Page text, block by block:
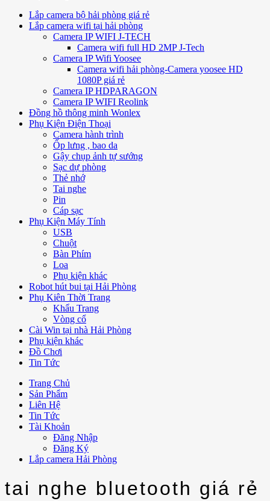
Lắp camera bộ hải phòng giá rẻ
Lắp camera wifi tại hải phòng
Camera IP WIFI J-TECH
Camera wifi full HD 2MP J-Tech
Camera IP Wifi Yoosee
Camera wifi hải phòng-Camera yoosee HD
1080P giá rẻ
Camera IP HDPARAGON
Camera IP WIFI Reolink
Đồng hồ thông minh Wonlex
Phụ Kiện Điện Thoại
Camera hành trình
Ốp lưng , bao da
Gậy chụp ảnh tự sướng
Sạc dự phòng
Thẻ nhớ
Tai nghe
Pin
Cáp sạc
Phụ Kiện Máy Tính
USB
Chuột
Bàn Phím
Loa
Phụ kiện khác
Robot hút bui tại Hải Phòng
Phụ Kiên Thời Trang
Khẩu Trang
Vòng cổ
Cài Win tại nhà Hải Phòng
Phụ kiện khác
Đồ Chơi
Tin Tức
Trang Chủ
Sản Phẩm
Liên Hệ
Tin Tức
Tài Khoản
Đăng Nhập
Đăng Ký
Lắp camera Hải Phòng
tai nghe bluetooth giá rẻ